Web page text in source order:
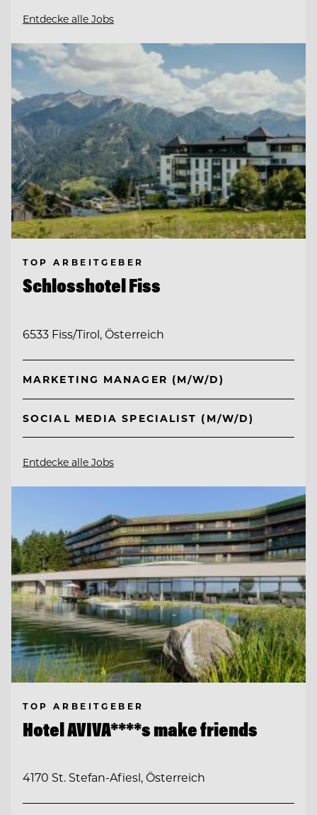
Entdecke alle Jobs
TOP ARBEITGEBER
Schlosshotel Fiss
6533 Fiss/Tirol, Österreich
MARKETING MANAGER (M/W/D)
SOCIAL MEDIA SPECIALIST (M/W/D)
Entdecke alle Jobs
TOP ARBEITGEBER
Hotel AVIVA****s make friends
4170 St. Stefan-Afiesl, Österreich